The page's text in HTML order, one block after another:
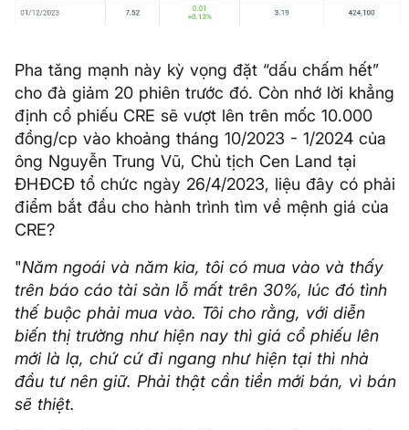
Pha tăng mạnh này kỳ vọng đặt “dấu chấm hết”
cho đà giảm 20 phiên trước đó. Còn nhớ lời khẳng
định cổ phiếu CRE sẽ vượt lên trên mốc 10.000
đồng/cp vào khoảng tháng 10/2023 - 1/2024 của
ông Nguyễn Trung Vũ, Chủ tịch Cen Land tại
ĐHĐCĐ tổ chức ngày 26/4/2023, liệu đây có phải
điểm bắt đầu cho hành trình tìm về mệnh giá của
CRE?
"Năm ngoái và năm kia, tôi có mua vào và thấy
trên báo cáo tài sản lỗ mất trên 30%, lúc đó tình
thế buộc phải mua vào. Tôi cho rằng, với diễn
biến thị trường như hiện nay thì giá cổ phiếu lên
mới là lạ, chứ cứ đi ngang như hiện tại thì nhà
đầu tư nên giữ. Phải thật cần tiền mới bán, vì bán
sẽ thiệt.